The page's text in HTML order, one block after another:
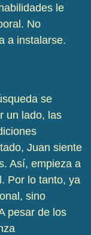
le
No
a instalarse.
se
un lado, las
Juan siente
Así, empieza a
Por lo tanto, ya
sino
pesar de los